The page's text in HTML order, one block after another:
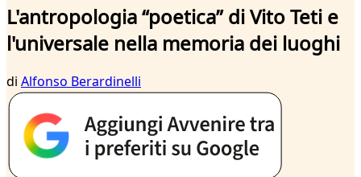
L'antropologia “poetica” di Vito Teti e
l'universale nella memoria dei luoghi
di Alfonso Berardinelli